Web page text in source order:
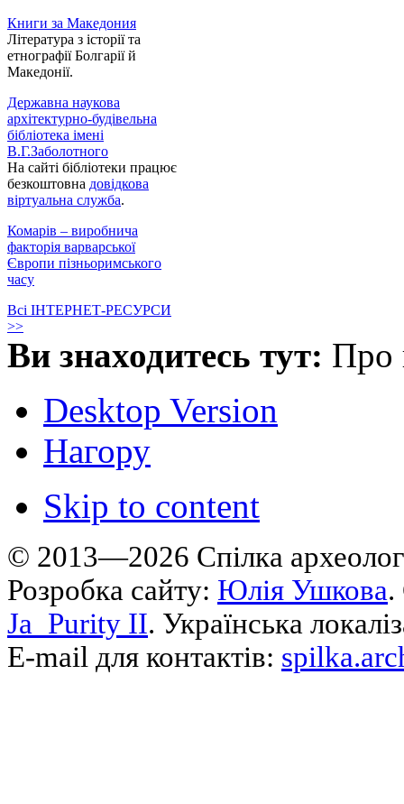
Книги за Македония
Література з історії та
етнографії Болгарії й
Македонії.
Державна наукова
архітектурно-будівельна
бібліотека імені
В.Г.Заболотного
На сайті бібліотеки працює
безкоштовна довідкова
віртуальна служба.
Комарів – виробнича
факторія варварської
Європи пізньоримського
часу
Всі ІНТЕРНЕТ-РЕСУРСИ
>>
Ви знаходитесь тут: Про
Desktop Version
Нагору
Skip to content
© 2013—2026 Cпілка
Розробка сайту: Юлія Ушкова.
Ja_Purity II. Українська
E-mail для контактів: